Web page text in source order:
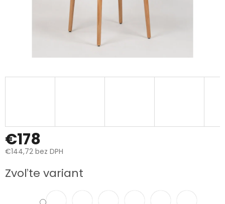
€178
€144,72 bez DPH
cena:
Zvoľte variant